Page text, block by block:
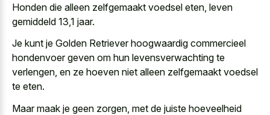
Honden die alleen zelfgemaakt voedsel eten, leven
gemiddeld 13,1 jaar.
Je kunt je Golden Retriever hoogwaardig commercieel
hondenvoer geven om hun levensverwachting te
verlengen, en ze hoeven niet alleen zelfgemaakt voedsel
te eten.
Maar maak je geen zorgen, met de juiste hoeveelheid